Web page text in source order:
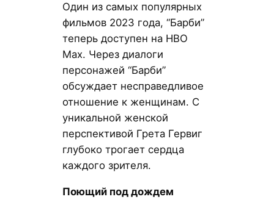
Один из самых популярных
фильмов 2023 года, “Барби”
теперь доступен на HBO
Max. Через диалоги
персонажей “Барби”
обсуждает несправедливое
отношение к женщинам. С
уникальной женской
перспективой Грета Гервиг
глубоко трогает сердца
каждого зрителя.
Поющий под дождем